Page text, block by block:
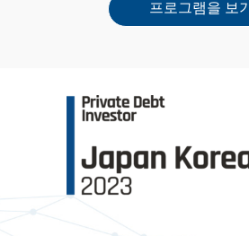
프로그램을 보기